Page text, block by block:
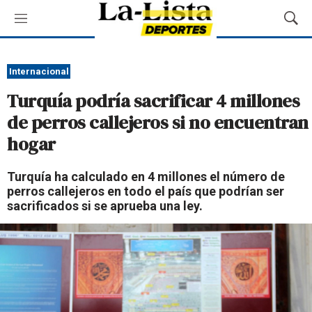
M
e
ú
M
o
a
r
B
Internacional
Turquía podría sacrificar 4 millones
de perros callejeros si no encuentran
hogar
Turquía ha calculado en 4 millones el número de
perros callejeros en todo el país que podrían ser
sacrificados si se aprueba una ley.